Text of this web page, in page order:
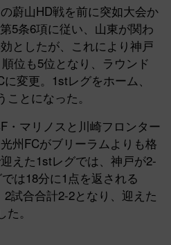
蔚山HD戦を前に突如大会か
5条6項に従い、山東が関わ
としたが、これにより神戸
位も5位となり、ラウンド
変更。1stレグをホーム、
とになった。
マリノスと川崎フロンター
州FCがブリーラムよりも格
えた1stレグでは、神戸が2-
は18分に1点を返される
試合合計2-2となり、迎えた
。